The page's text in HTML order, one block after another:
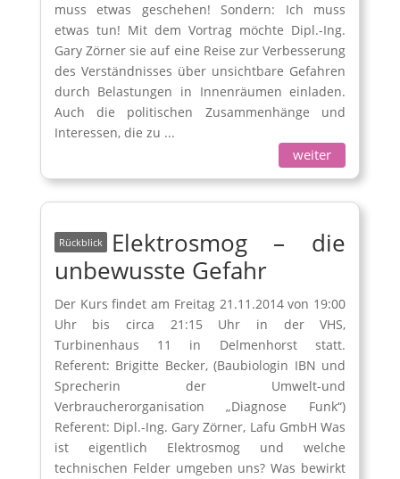
muss etwas geschehen! Sondern: Ich muss
etwas tun! Mit dem Vortrag möchte Dipl.-Ing.
Gary Zörner sie auf eine Reise zur Verbesserung
des Verständnisses über unsichtbare Gefahren
durch Belastungen in Innenräumen einladen.
Auch die politischen Zusammenhänge und
Interessen, die zu ...
weiter
Elektrosmog – die
unbewusste Gefahr
Der Kurs findet am Freitag 21.11.2014 von 19:00
Uhr bis circa 21:15 Uhr in der VHS,
Turbinenhaus 11 in Delmenhorst statt.
Referent: Brigitte Becker, (Baubiologin IBN und
Sprecherin der Umwelt-und
Verbraucherorganisation „Diagnose Funk“)
Referent: Dipl.-Ing. Gary Zörner, Lafu GmbH Was
ist eigentlich Elektrosmog und welche
technischen Felder umgeben uns? Was bewirkt